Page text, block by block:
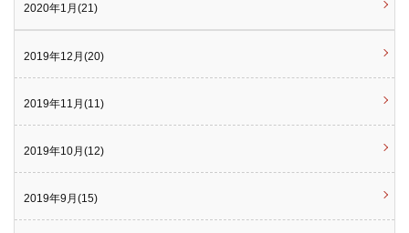
2020年1月(21)
2019年12月(20)
2019年11月(11)
2019年10月(12)
2019年9月(15)